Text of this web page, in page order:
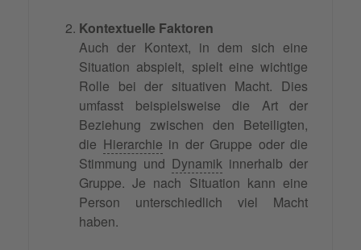
Kontextuelle Faktoren
Auch der Kontext, in dem sich eine
Situation abspielt, spielt eine wichtige
Rolle bei der situativen Macht. Dies
umfasst beispielsweise die Art der
Beziehung zwischen den Beteiligten,
die Hierarchie in der Gruppe oder die
Stimmung und Dynamik innerhalb der
Gruppe. Je nach Situation kann eine
Person unterschiedlich viel Macht
haben.